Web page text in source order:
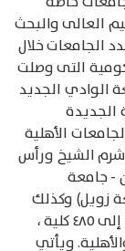
العالى والبحث
الجامعات خلال
التى وصلت
الوادي الجديد
الجديدة
الأهلية
الشيخ ورأس
- جامعة
زويل) وكذلك
زيادة عدد الكليات بالجامعات الحكومية لتصل إلى ٤٨٥ كلية ،
ويأتي